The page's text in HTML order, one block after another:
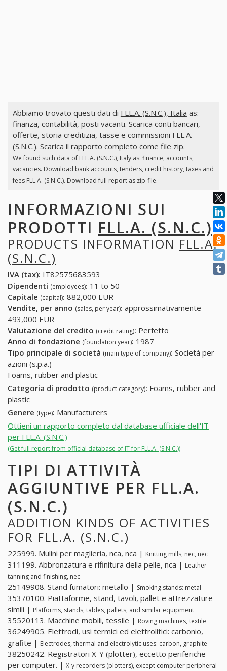
Abbiamo trovato questi dati di FLL.A. (S.N.C.), Italia as:
finanza, contabilità, posti vacanti. Scarica conti bancari,
offerte, storia creditizia, tasse e commissioni FLL.A.
(S.N.C.). Scarica il rapporto completo come file zip.
We found such data of FLL.A. (S.N.C.), Italyas: finance, accounts,
vacancies. Download bank accounts, tenders, credit history, taxes and
fees FLL.A. (S.N.C.). Download full report as zip-file.
INFORMAZIONI SUI
PRODOTTI FLL.A. (S.N.C.)
PRODUCTS INFORMATION FLL.A.
(S.N.C.)
IVA (tax): IT82575683593
Dipendenti (employees): 11 to 50
Capitale (capital): 882,000 EUR
Vendite, per anno (sales, per year): approssimativamente
493,000 EUR
Valutazione del credito (credit rating): Perfetto
Anno di fondazione (foundation year): 1987
Tipo principale di società (main type of company): Società per
azioni (s.p.a.)
Foams, rubber and plastic
Categoria di prodotto (product category): Foams, rubber and
plastic
Genere (type): Manufacturers
Ottieni un rapporto completo dal database ufficiale dell'IT
per FLL.A. (S.N.C.)
(Get full report from official database of IT for FLL.A. (S.N.C.))
TIPI DI ATTIVITÀ
AGGIUNTIVE PER FLL.A.
(S.N.C.)
ADDITION KINDS OF ACTIVITIES
FOR FLL.A. (S.N.C.)
225999. Mulini per maglieria, nca, nca | Knitting mills, nec, nec
311199. Abbronzatura e rifinitura della pelle, nca | Leather
tanning and finishing, nec
25149908. Stand fumatori: metallo | Smoking stands: metal
35370100. Piattaforme, stand, tavoli, pallet e attrezzature
simili | Platforms, stands, tables, pallets, and similar equipment
35520113. Macchine mobili, tessile | Roving machines, textile
36249905. Elettrodi, usi termici ed elettrolitici: carbonio,
grafite | Electrodes, thermal and electrolytic uses: carbon, graphite
38250242. Registratori X-Y (plotter), eccetto periferiche
per computer. | X-y recorders (plotters), except computer peripheral